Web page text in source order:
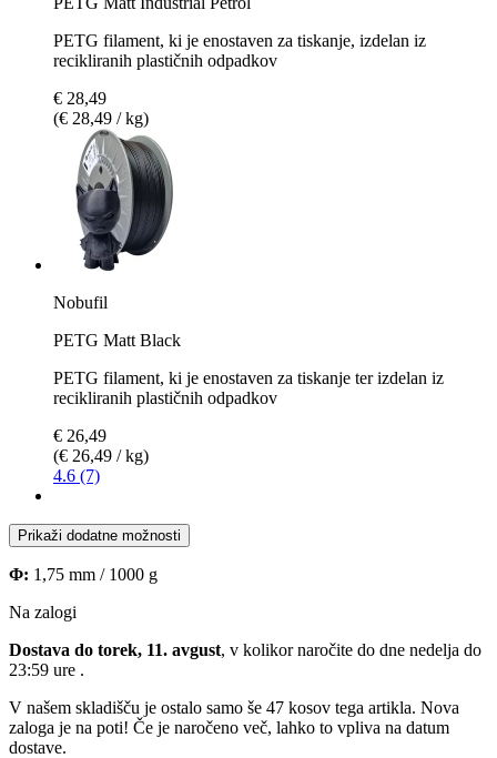
PETG filament, ki je enostaven za tiskanje, izdelan iz
recikliranih plastičnih odpadkov
€ 28,49
(€ 28,49 / kg)
Nobufil
PETG Matt Black
PETG filament, ki je enostaven za tiskanje ter izdelan iz
recikliranih plastičnih odpadkov
€ 26,49
(€ 26,49 / kg)
4.6 (7)
Prikaži dodatne možnosti
Φ: 1,75 mm / 1000 g
Na zalogi
Dostava do torek, 11. avgust, v kolikor naročite do dne nedelja do
23:59 ure .
V našem skladišču je ostalo samo še 47 kosov tega artikla. Nova
zaloga je na poti! Če je naročeno več, lahko to vpliva na datum
dostave.